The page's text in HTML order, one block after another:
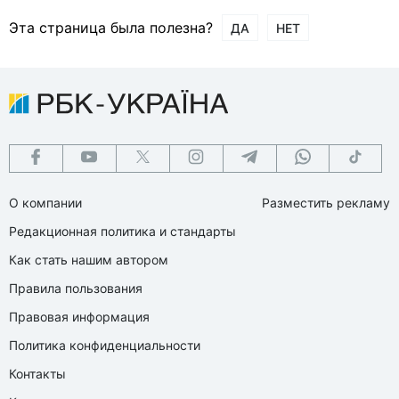
Эта страница была полезна? ДА НЕТ
О компании
Редакционная политика и стандарты
Как стать нашим автором
Правила пользования
Правовая информация
Политика конфиденциальности
Контакты
Разместить рекламу